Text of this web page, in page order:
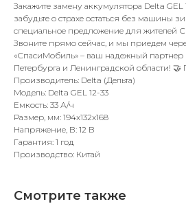
Закажите замену аккумулятора Delta GEL
забудьте о страхе остаться без машины
специальное предложение для жителей
Звоните прямо сейчас, и мы приедем
«СпасиМобиль» – ваш надежный партнер
Петербурга и Ленинградской области! 🤝
Производитель: Delta (Дельта)
Модель: Delta GEL 12-33
Емкость: 33 А/ч
Размер, мм: 194x132x168
Напряжение, В: 12 В
Гарантия: 1 год
Производство: Китай
Смотрите также